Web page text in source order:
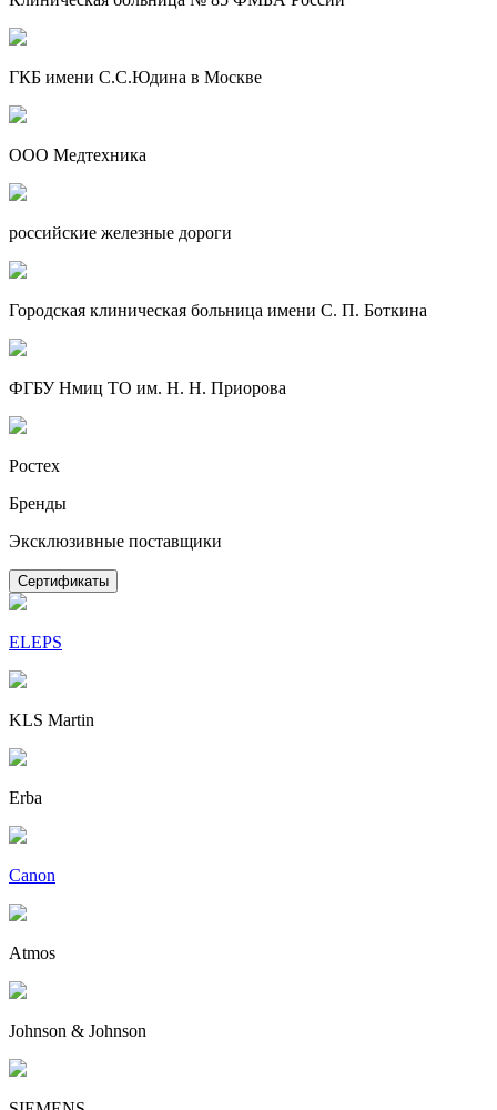
ГКБ имени С.С.Юдина в Москве
ООО Медтехника
российские железные дороги
Городская клиническая больница имени С. П. Боткина
ФГБУ Нмиц ТО им. Н. Н. Приорова
Ростех
Бренды
Эксклюзивные поставщики
Сертификаты
ELEPS
KLS Martin
Erba
Canon
Atmos
Johnson & Johnson